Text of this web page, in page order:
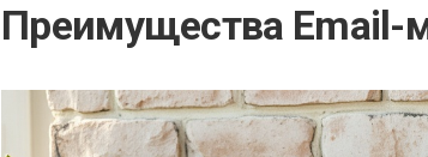
Преимущества Email-